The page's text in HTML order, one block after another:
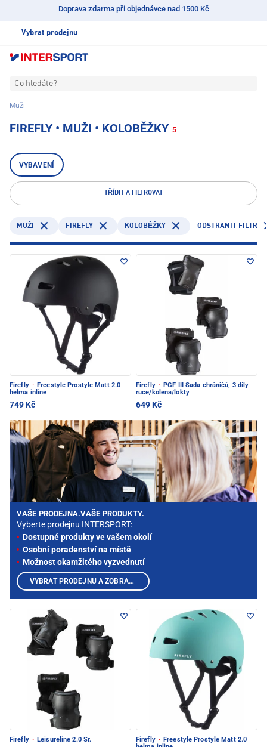
Doprava zdarma při objednávce nad 1500 Kč
Vybrat prodejnu
Co hledáte?
Muži
FIREFLY • MUŽI • KOLOBĚŽKY 5
VYBAVENÍ
TŘÍDIT A FILTROVAT
MUŽI FIREFLY KOLOBĚŽKY ODSTRANIT FILTR
Firefly · Freestyle Prostyle Matt 2.0
helma inline
749 Kč
Firefly · PGF III Sada chráničů, 3 díly
ruce/kolena/lokty
649 Kč
Firefly · Leisureline 2.0 Sr. Firefly · Freestyle Prostyle Matt 2.0
VAŠE PRODEJNA.VAŠE PRODUKTY.
Vyberte prodejnu INTERSPORT:
Dostupné produkty ve vašem okolí
Osobní poradenství na místě
Možnost okamžitého vyzvednutí
VYBRAT PRODEJNU A ZOBRAZIT PRODUKTY